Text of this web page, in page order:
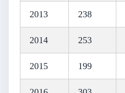
2013 238
2014 253
2015 199